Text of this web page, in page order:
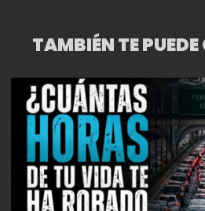
TAMBIÉN TE